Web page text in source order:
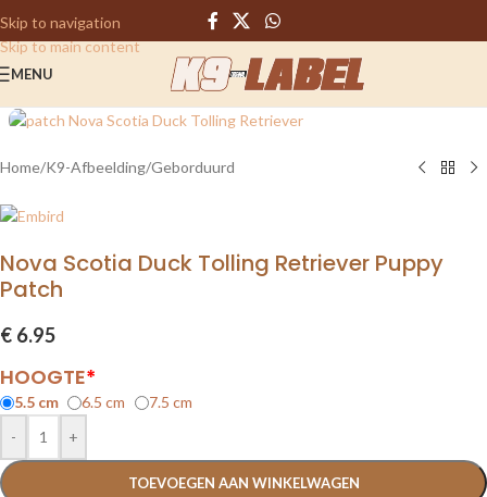
Skip to navigation
Skip to main content
MENU
Home/K9-Afbeelding/Geborduurd
Nova Scotia Duck Tolling Retriever Puppy
Patch
€ 6.95
*
HOOGTE
5.5 cm 6.5 cm
7.5 cm
-
+
TOEVOEGEN AAN WINKELWAGEN